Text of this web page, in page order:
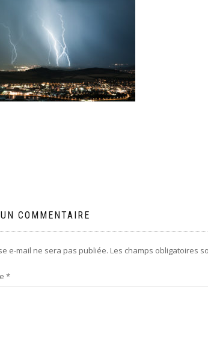
COMMENTAIRE
e-mail ne sera pas publiée. Les champs obligatoires
*